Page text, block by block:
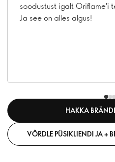
soodustust igalt Oriflame'i
Ja see on alles algus!
HAKKA
VÕRDLE PÜSIKLIENDI JA +